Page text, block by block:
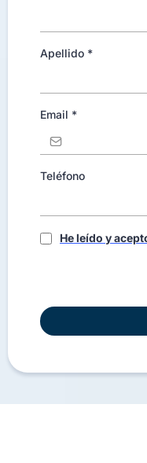
Apellido *
Email *
Teléfono
He leído y